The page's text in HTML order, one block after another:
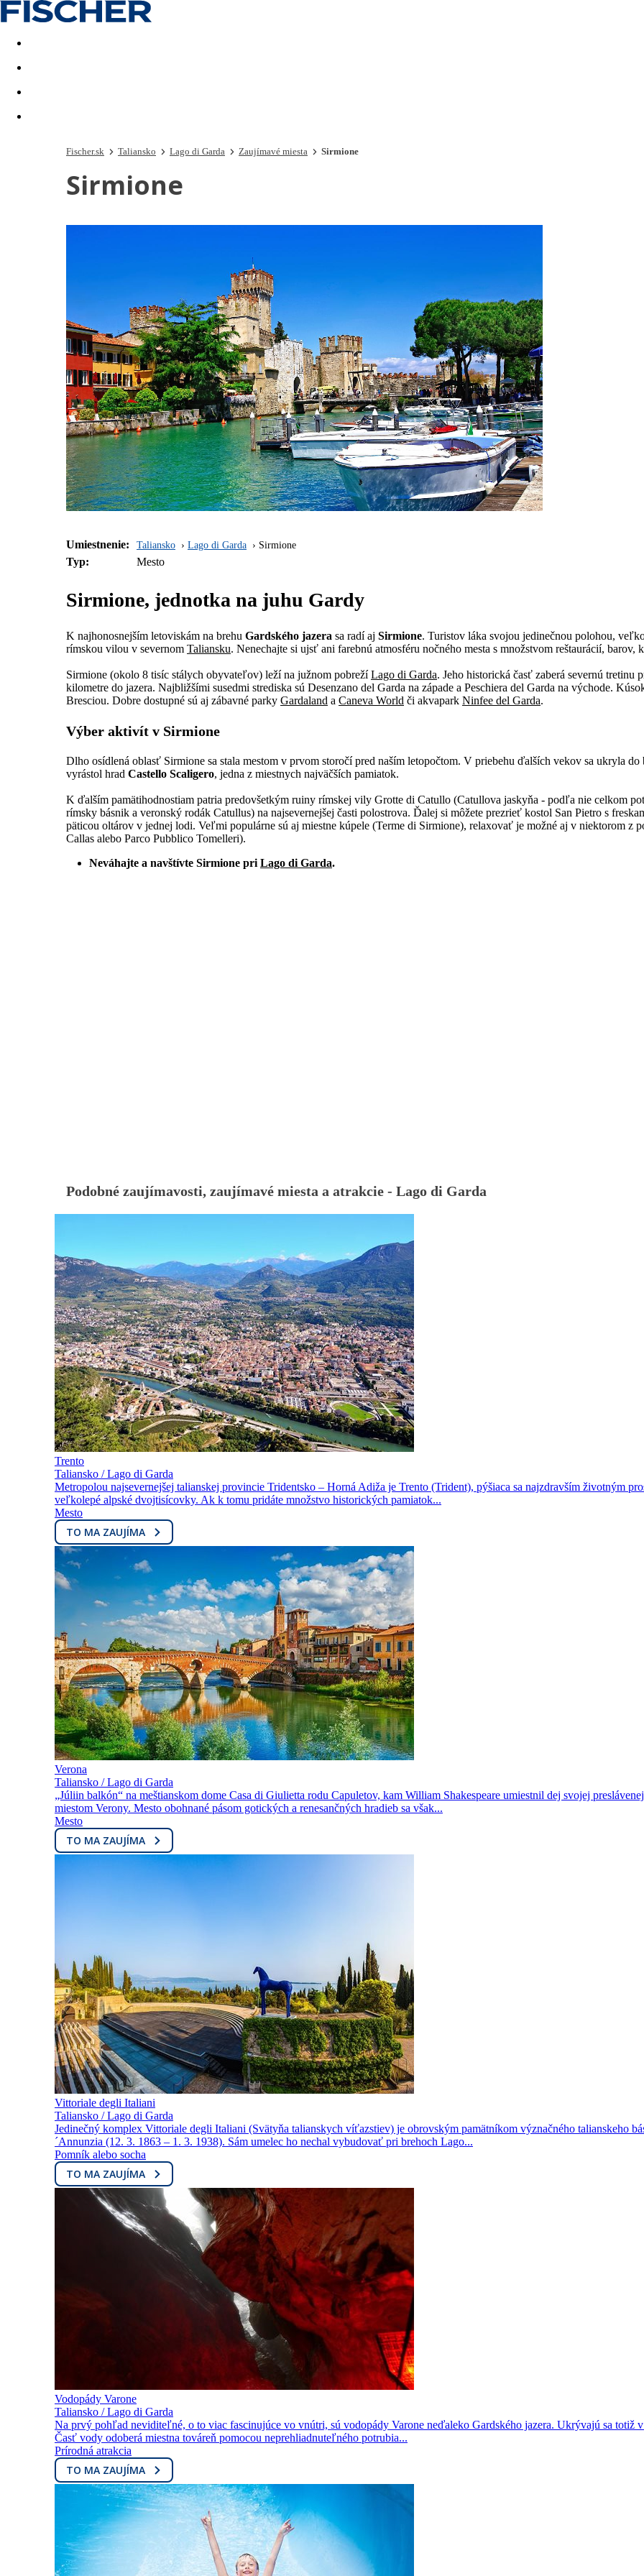
Last minute Dovolenkové kluby
Fischer.sk Taliansko Lago di Garda Zaujímavé miesta Sirmione
Sirmione
Umiestnenie: Taliansko Lago di Garda Sirmione
Typ: Mesto
Sirmione, jednotka na juhu Gardy
K najhonosnejším letoviskám na brehu Gardského jazera sa radí aj Sirmione. Turistov láka svojou jedinečnou polohou,
rímskou vilou v severnom Taliansku. Nenechajte si ujsť ani farebnú atmosféru nočného mesta s množstvom reštaurácií, barov,
Sirmione (okolo 8 tisíc stálych obyvateľov) leží na južnom pobrežíLago di Garda. Jeho historická časť zaberá severnú tretinu
kilometre do jazera. Najbližšími susedmi strediska sú Desenzano del Garda na západe a Peschiera del Garda na východe.
Bresciou. Dobre dostupné sú aj zábavné parky Gardaland a Caneva World či akvapark Ninfee del Garda.
Výber aktivít v Sirmione
Dlho osídlená oblasť Sirmione sa stala mestom v prvom storočí pred naším letopočtom. V priebehu ďalších vekov sa ukryla do
vyrástol hrad Castello Scaligero, jedna z miestnych najväčších pamiatok.
K ďalším pamätihodnostiam patria predovšetkým ruiny rímskej vily Grotte di Catullo (Catullova jaskyňa - podľa nie celkom
rímsky básnik a veronský rodák Catullus) na najsevernejšej časti polostrova. Ďalej si môžete prezrieť kostol San Pietro s
päticou oltárov v jednej lodi. Veľmi populárne sú aj miestne kúpele (Terme di Sirmione), relaxovať je možné aj v niektorom z
Callas alebo Parco Pubblico Tomelleri).
Neváhajte a navštívte Sirmione pri Lago di Garda.
Podobné zaujímavosti, zaujímavé miesta a atrakcie - Lago di Garda
Trento
Taliansko / Lago di Garda
Metropolou najsevernejšej talianskej provincie Tridentsko – Horná Adiža je Trento (Trident), pýšiaca sa najzdravším životným
veľkolepé alpské dvojtisícovky. Ak k tomu pridáte množstvo historických pamiatok...
Mesto
TO MA ZAUJÍMA
Verona
Taliansko / Lago di Garda
„Júliin balkón“ na meštianskom dome Casa di Giulietta rodu Capuletov, kam William Shakespeare umiestnil dej svojej
miestom Verony. Mesto obohnané pásom gotických a renesančných hradieb sa však...
Mesto
TO MA ZAUJÍMA
Vittoriale degli Italiani
Taliansko / Lago di Garda
Jedinečný komplex Vittoriale degli Italiani (Svätyňa talianskych víťazstiev) je obrovským pamätníkom význačného talianskeho
´Annunzia (12. 3. 1863 – 1. 3. 1938). Sám umelec ho nechal vybudovať pri brehoch Lago...
Pomník alebo socha
TO MA ZAUJÍMA
Vodopády Varone
Taliansko / Lago di Garda
Na prvý pohľad neviditeľné, o to viac fascinujúce vo vnútri, sú vodopády Varone neďaleko Gardského jazera. Ukrývajú sa totiž
Časť vody odoberá miestna továreň pomocou neprehliadnuteľného potrubia...
Prírodná atrakcia
TO MA ZAUJÍMA